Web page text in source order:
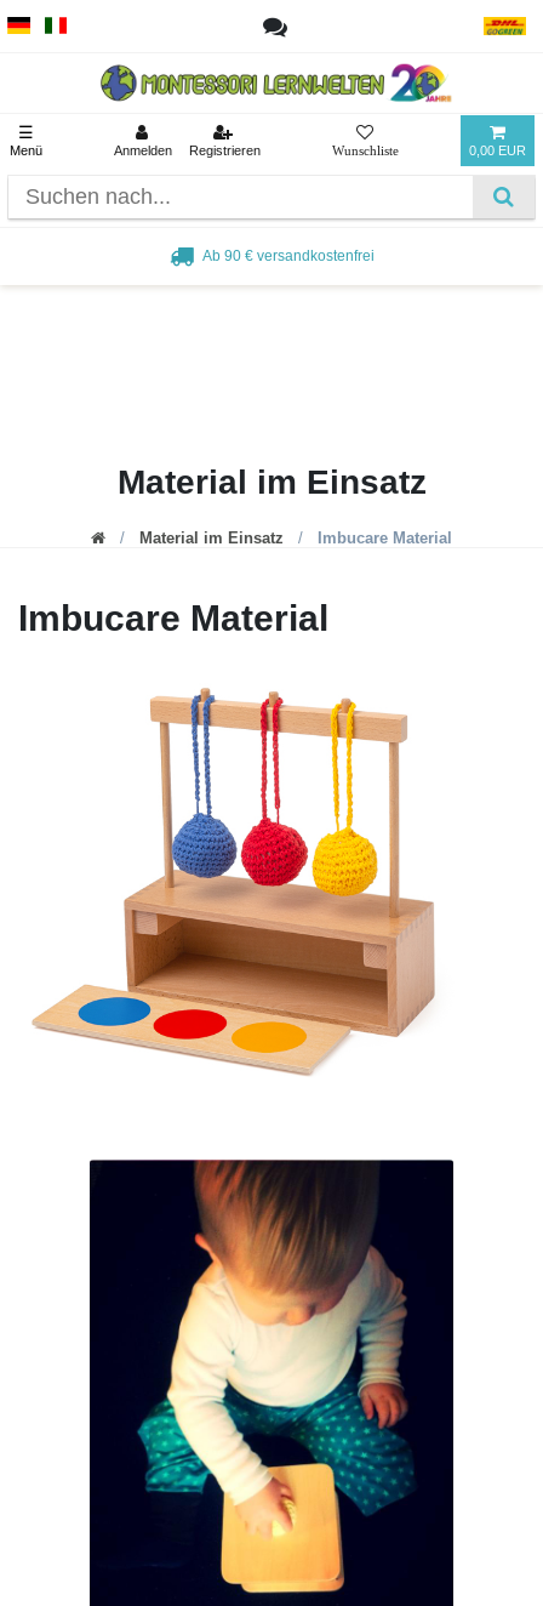
☰
Menü Anmelden Registrieren 0,00 EUR
Ab 90 € versandkostenfrei
Material im Einsatz
Material im Einsatz Imbucare Material
Imbucare Material